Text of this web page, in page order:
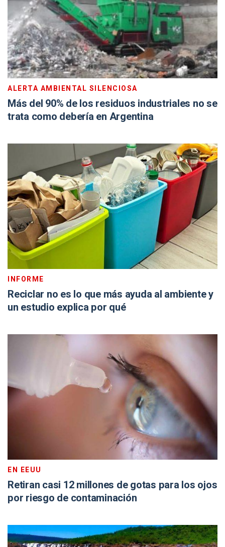
ALERTA AMBIENTAL SILENCIOSA
Más del 90% de los residuos industriales no se
trata como debería en Argentina
INFORME
Reciclar no es lo que más ayuda al ambiente y
un estudio explica por qué
EN EEUU
Retiran casi 12 millones de gotas para los ojos
por riesgo de contaminación